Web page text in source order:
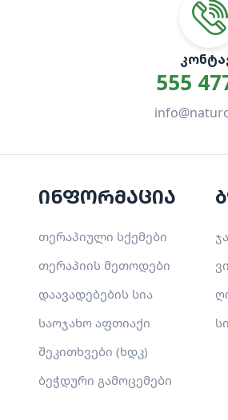
555
ინფორმაცია
თერაპიული სქემები
თერაპიის მეთოდები
დაავადებების სია
საოჯახო აფთიაქი
შეკითხვები (ხდკ)
ბეჭდური გამოცემები